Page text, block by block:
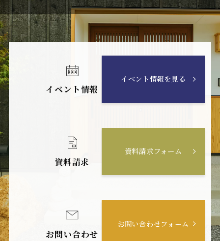
イベント情報
イベント情報を見る
資料請求
資料請求フォーム
お問い合わせ
お問い合わせフォーム